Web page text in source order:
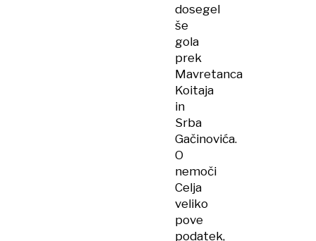
dosegel
še
gola
prek
Mavretanca
Koitaja
in
Srba
Gačinovića.
O
nemoči
Celja
veliko
pove
podatek,